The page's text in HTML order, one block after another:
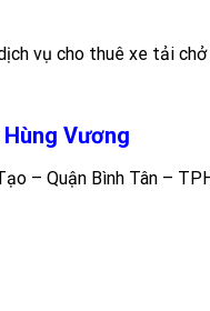
vụ cho thuê xe tải
Vương
– Quận Bình Tân –